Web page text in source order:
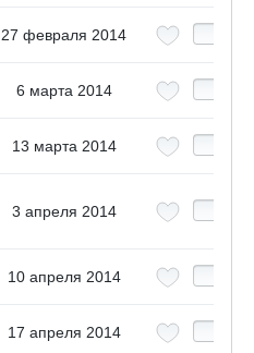
27 февраля 2014
6 марта 2014
13 марта 2014
3 апреля 2014
10 апреля 2014
17 апреля 2014